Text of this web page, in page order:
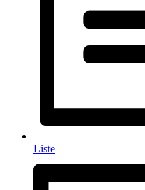
Liste